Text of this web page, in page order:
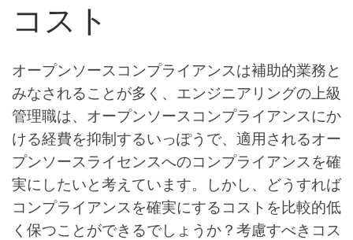
コスト
オープンソースコンプライアンスは補助的業務と
みなされることが多く、エンジニアリングの上級
管理職は、オープンソースコンプライアンスにか
ける経費を抑制するいっぽうで、適用されるオー
プンソースライセンスへのコンプライアンスを確
実にしたいと考えています。しかし、どうすれば
コンプライアンスを確実にするコストを比較的低
く保つことができるでしょうか？考慮すべきコス